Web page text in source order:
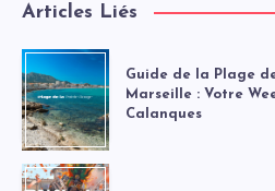
Articles Liés
Guide de la Plage
Marseille : Votre
Calanques